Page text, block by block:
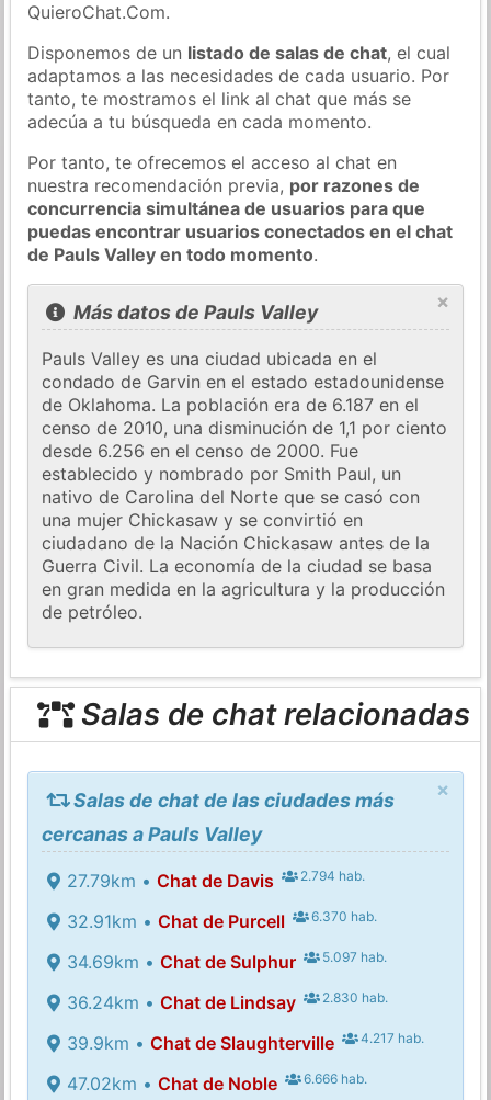
QuieroChat.Com.
Disponemos de un listado de salas de chat, el cual
adaptamos a las necesidades de cada usuario. Por
tanto, te mostramos el link al chat que más se
adecúa a tu búsqueda en cada momento.
Por tanto, te ofrecemos el acceso al chat en
nuestra recomendación previa, por razones de
concurrencia simultánea de usuarios para que
puedas encontrar usuarios conectados en el chat
de Pauls Valley en todo momento.
×
Más datos de Pauls Valley
Pauls Valley es una ciudad ubicada en el
condado de Garvin en el estado estadounidense
de Oklahoma. La población era de 6.187 en el
censo de 2010, una disminución de 1,1 por ciento
desde 6.256 en el censo de 2000. Fue
establecido y nombrado por Smith Paul, un
nativo de Carolina del Norte que se casó con
una mujer Chickasaw y se convirtió en
ciudadano de la Nación Chickasaw antes de la
Guerra Civil. La economía de la ciudad se basa
en gran medida en la agricultura y la producción
de petróleo.
Salas de chat relacionadas
×
Salas de chat de las ciudades más
cercanas a Pauls Valley
27.79km • Chat de Davis 2.794 hab.
32.91km • Chat de Purcell 6.370 hab.
34.69km • Chat de Sulphur 5.097 hab.
36.24km • Chat de Lindsay 2.830 hab.
39.9km • Chat de Slaughterville 4.217 hab.
47.02km • Chat de Noble 6.666 hab.